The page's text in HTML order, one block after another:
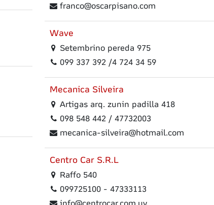
franco@oscarpisano.com
Wave
Setembrino pereda 975
099 337 392 /4 724 34 59
Mecanica Silveira
Artigas arq. zunin padilla 418
098 548 442 / 47732003
mecanica-silveira@hotmail.com
Centro Car S.R.L
Raffo 540
099725100 - 47333113